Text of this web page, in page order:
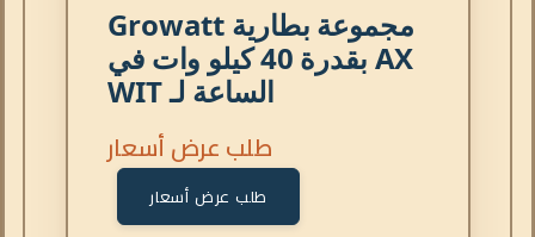
مجموعة بطارية Growatt
AX بقدرة 40 كيلو وات في
الساعة لـ WIT
طلب عرض أسعار
طلب عرض أسعار